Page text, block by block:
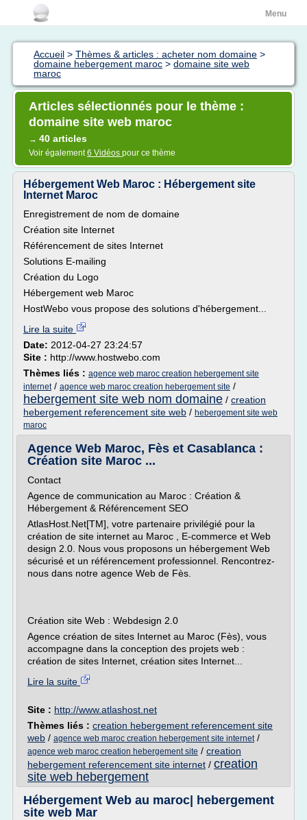
Menu
Accueil > Thèmes & articles : acheter nom domaine >
domaine hebergement maroc > domaine site web
maroc
Articles sélectionnés pour le thème :
domaine site web maroc
→ 40 articles
Voir également6 Vidéos pour ce thème
Hébergement Web Maroc : Hébergement site
Internet Maroc
Enregistrement de nom de domaine
Création site Internet
Référencement de sites Internet
Solutions E-mailing
Création du Logo
Hébergement web Maroc
HostWebo vous propose des solutions d'hébergement...
Lire la suite
Date: 2012-04-27 23:24:57
Site : http://www.hostwebo.com
Thèmes liés : agence web maroc creation hebergement site
internet/ agence web maroc creation hebergement site /
hebergement site web nom domaine / creation
hebergement referencement site web / hebergement site web
maroc
Agence Web Maroc, Fès et Casablanca :
Création site Maroc ...
Contact
Agence de communication au Maroc : Création &
Hébergement & Référencement SEO
AtlasHost.Net[TM], votre partenaire privilégié pour la
création de site internet au Maroc , E-commerce et Web
design 2.0. Nous vous proposons un hébergement Web
sécurisé et un référencement professionnel. Rencontrez-
nous dans notre agence Web de Fès.
Création site Web : Webdesign 2.0
Agence création de sites Internet au Maroc (Fès), vous
accompagne dans la conception des projets web :
création de sites Internet, création sites Internet...
Lire la suite
Site : http://www.atlashost.net
Thèmes liés : creation hebergement referencement site
web / agence web maroc creation hebergement site internet/
agence web maroc creation hebergement site / creation
hebergement referencement site internet / creation
site web hebergement
Hébergement Web au maroc| hebergement
site web Mar